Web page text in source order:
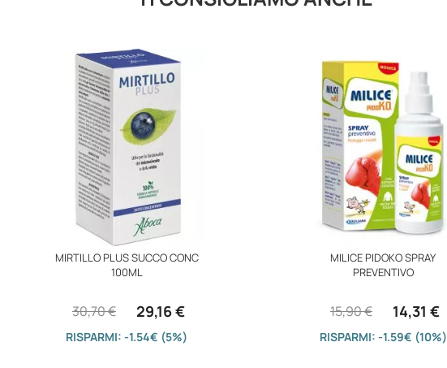
MIRTILLO PLUS SUCCO CONC
100ML
29,16 €
30,70 €
RISPARMI: -1.54€ (5%)
MILICE PIDOKO SPRAY
PREVENTIVO
14,31 €
15,90 €
RISPARMI: -1.59€ (10%)